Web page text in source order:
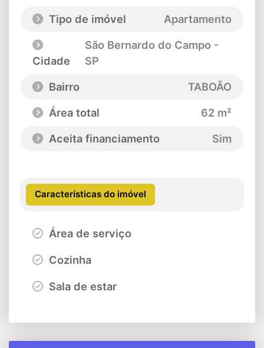
Tipo de imóvel
Apartamento
Cidade
São Bernardo do Campo -
SP
Bairro
TABOÃO
Área total
62 m²
Aceita financiamento
Sim
Características do imóvel
Área de serviço
Cozinha
Sala de estar